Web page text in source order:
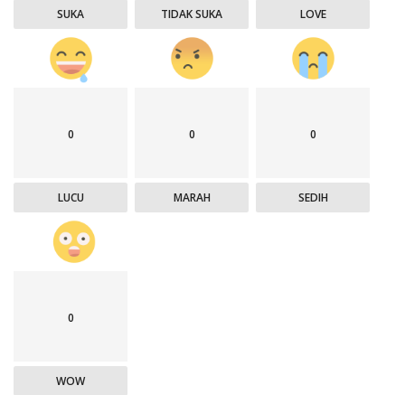
SUKA TIDAK SUKA LOVE
0
LUCU
0
MARAH
0
SEDIH
0
WOW